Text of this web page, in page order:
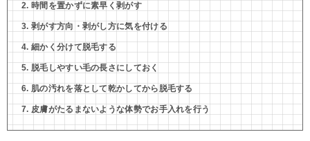
時間を置かずに素早く剥がす
剥がす方向・剥がし方に気を付ける
細かく分けて脱毛する
脱毛しやすい毛の長さにしておく
肌の汚れを落として乾かしてから脱毛する
皮膚がたるまないような体勢でお手入れを行う